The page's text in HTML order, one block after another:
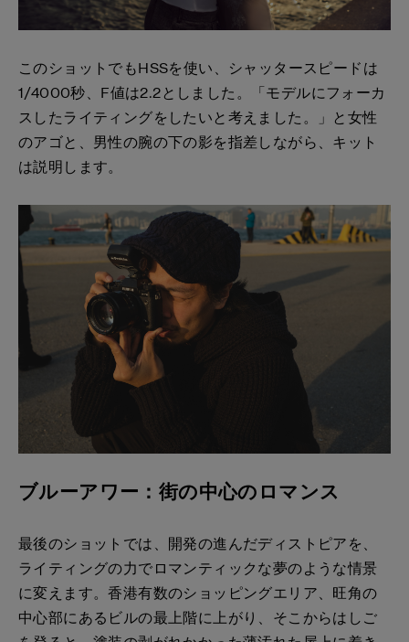
このショットでもHSSを使い、シャッタースピードは
1/4000秒、F値は2.2としました。「モデルにフォーカ
スしたライティングをしたいと考えました。」と女性
のアゴと、男性の腕の下の影を指差しながら、キット
は説明します。
ブルーアワー：街の中心のロマンス
最後のショットでは、開発の進んだディストピアを、
ライティングの力でロマンティックな夢のような情景
に変えます。香港有数のショッピングエリア、旺角の
中心部にあるビルの最上階に上がり、そこからはしご